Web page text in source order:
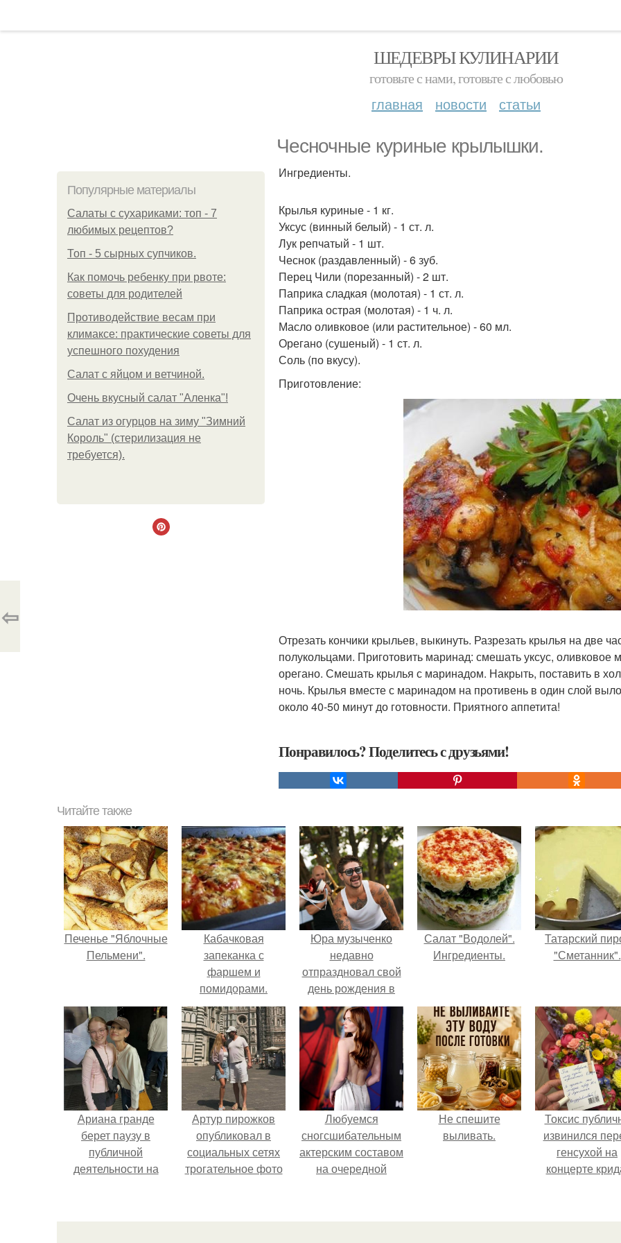
ШЕДЕВРЫ КУЛИНАРИИ
готовьте с нами, готовьте с любовью
главная новости статьи
Чесночные куриные крылышки.
Популярные материалы
Салаты с сухариками: топ - 7
любимых рецептов?
Топ - 5 сырных супчиков.
Как помочь ребенку при рвоте:
советы для родителей
Противодействие весам при
климаксе: практические советы для
успешного похудения
Салат с яйцом и ветчиной.
Очень вкусный салат "Аленка"!
Салат из огурцов на зиму "Зимний
Король" (стерилизация не
требуется).
Ингредиенты.
Крылья куриные - 1 кг.
Уксус (винный белый) - 1 ст. л.
Лук репчатый - 1 шт.
Чеснок (раздавленный) - 6 зуб.
Перец Чили (порезанный) - 2 шт.
Паприка сладкая (молотая) - 1 ст. л.
Паприка острая (молотая) - 1 ч. л.
Масло оливковое (или растительное) - 60 мл.
Орегано (сушеный) - 1 ст. л.
Соль (по вкусу).
Приготовление:
Отрезать кончики крыльев, выкинуть. Разрезать крылья на две
полукольцами. Приготовить маринад: смешать уксус, оливковое
орегано. Смешать крылья с маринадом. Накрыть, поставить в
ночь. Крылья вместе с маринадом на противень в один слой
около 40-50 минут до готовности. Приятного аппетита!
Понравилось? Поделитесь с друзьями!
⇦
Читайте также
Печенье "Яблочные
Пельмени".
Кабачковая
запеканка с
фаршем и
помидорами.
Юра музыченко
недавно
отпраздновал свой
день рождения в
кругу самых
близких и родных
людей.
Салат "Водолей".
Ингредиенты.
Татарский
"Сметанник".
Ариана гранде
берет паузу в
публичной
деятельности на
Артур пирожков
опубликовал в
социальных сетях
трогательное фото
сделанное во
Любуемся
сногсшибательным
актерским составом
на очередной
Не спешите
выливать.
Токсис
извинился
генсухой на
концерте